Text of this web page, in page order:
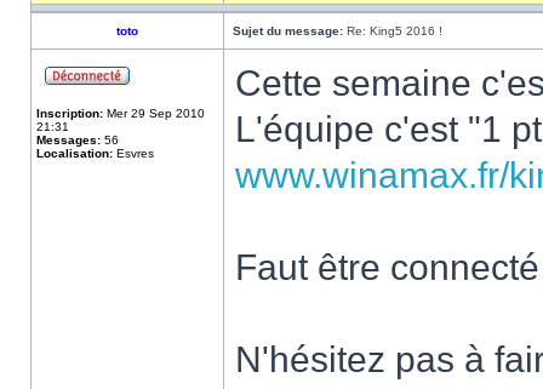
toto Sujet du message: Re: King5 2016 !
Inscription: Mer 29 Sep 2010
21:31
Messages: 56
Localisation: Esvres
Cette semaine
L'équipe c'est "1
www.winamax.fr/
Faut être
N'hésitez pas à